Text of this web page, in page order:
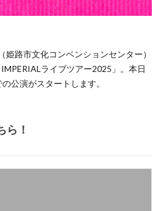
路市文化コンベンションセンター）
ライブツアー2025」。本日
公演がスタートします。
ら！